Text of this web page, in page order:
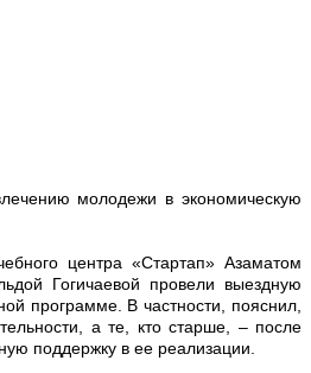
молодежи в экономическую
центра «Стартап» Азаматом
Гогичаевой провели выездную
программе. В частности, пояснил,
а те, кто старше, – после
поддержку в ее реализации.